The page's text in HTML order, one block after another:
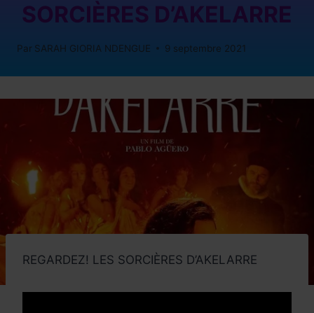
SORCIÈRES D’AKELARRE
Par SARAH GIORIA NDENGUE 9 septembre 2021
REGARDEZ! LES SORCIÈRES D’AKELARRE